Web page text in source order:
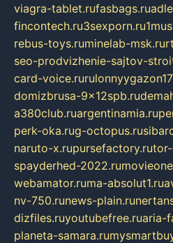
viagra-tablet.rufasbags.ru
fincontech.ru3sexporn.ru
rebus-toys.ruminelab-msk.ru
seo-prodvizhenie-sajtov-
card-voice.ru
domizbrusa-9x12spb.ru
a380club.ruargentinamia.ru
perk-oka.rug-octopus.ru
naruto-x.rupursefactory.ru
spayderhed-2022.ru
webamator.ruma-absolut1.ru
nv-750.runews-plain.ru
dizfiles.ruyoutubefree.ruaria-
planeta-samara.ru